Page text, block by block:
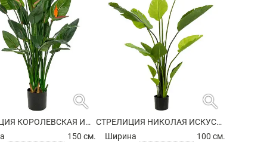
search
СТРЕЛИЦИЯ КОРОЛЕВСКАЯ ИСКУССТВЕННАЯ
150 см.
search
СТРЕЛИЦИЯ НИКОЛАЯ ИСКУССТВЕННАЯ
Ширина
100 см.